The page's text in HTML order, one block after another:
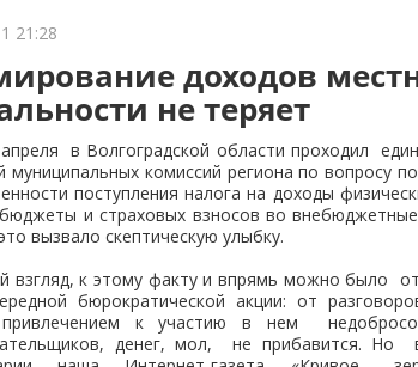
21:28
доходов
не теряет
в Волгоградской области проходил
муниципальных комиссий региона по вопросу
поступления налога на доходы
и страховых взносов во
вызвало скептическую улыбку.
взгляд, к этому факту и впрямь можно было
бюрократической акции: от
к участию в нем
денег, мол, не прибавится. Но